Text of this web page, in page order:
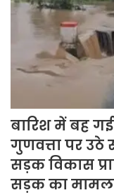
बारिश में बह
गुणवत्ता पर उठे
सड़क विकास
सड़क का